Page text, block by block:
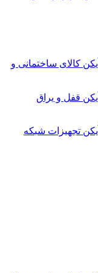
کالای ساختمانی و
قفل و یراق
تجهیزات شبکه